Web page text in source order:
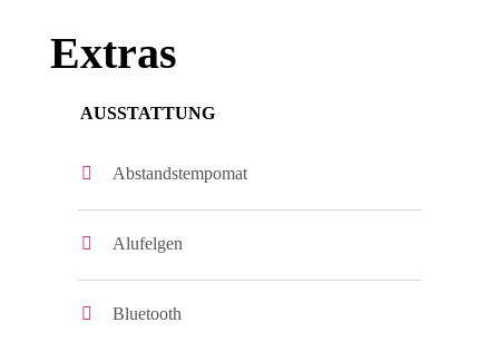
Extras
AUSSTATTUNG
Abstandstempomat
Alufelgen
Bluetooth